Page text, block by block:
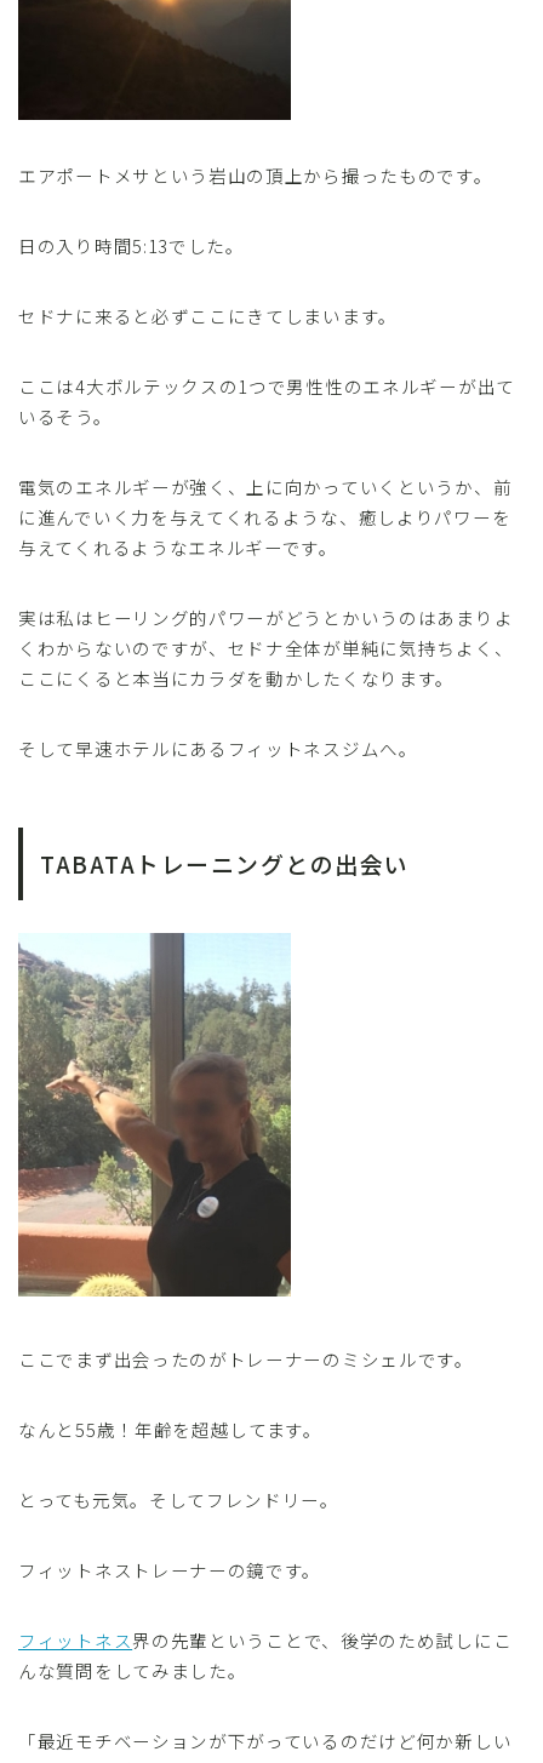
エアポートメサという岩山の頂上から撮ったものです。
日の入り時間5:13でした。
セドナに来ると必ずここにきてしまいます。
ここは4大ボルテックスの1つで男性性のエネルギーが出て
いるそう。
電気のエネルギーが強く、上に向かっていくというか、前
に進んでいく力を与えてくれるような、癒しよりパワーを
与えてくれるようなエネルギーです。
実は私はヒーリング的パワーがどうとかいうのはあまりよ
くわからないのですが、セドナ全体が単純に気持ちよく、
ここにくると本当にカラダを動かしたくなります。
そして早速ホテルにあるフィットネスジムへ。
TABATAトレーニングとの出会い
ここでまず出会ったのがトレーナーのミシェルです。
なんと55歳！年齢を超越してます。
とっても元気。そしてフレンドリー。
フィットネストレーナーの鏡です。
フィットネス界の先輩ということで、後学のため試しにこ
んな質問をしてみました。
「最近モチベーションが下がっているのだけど何か新しい